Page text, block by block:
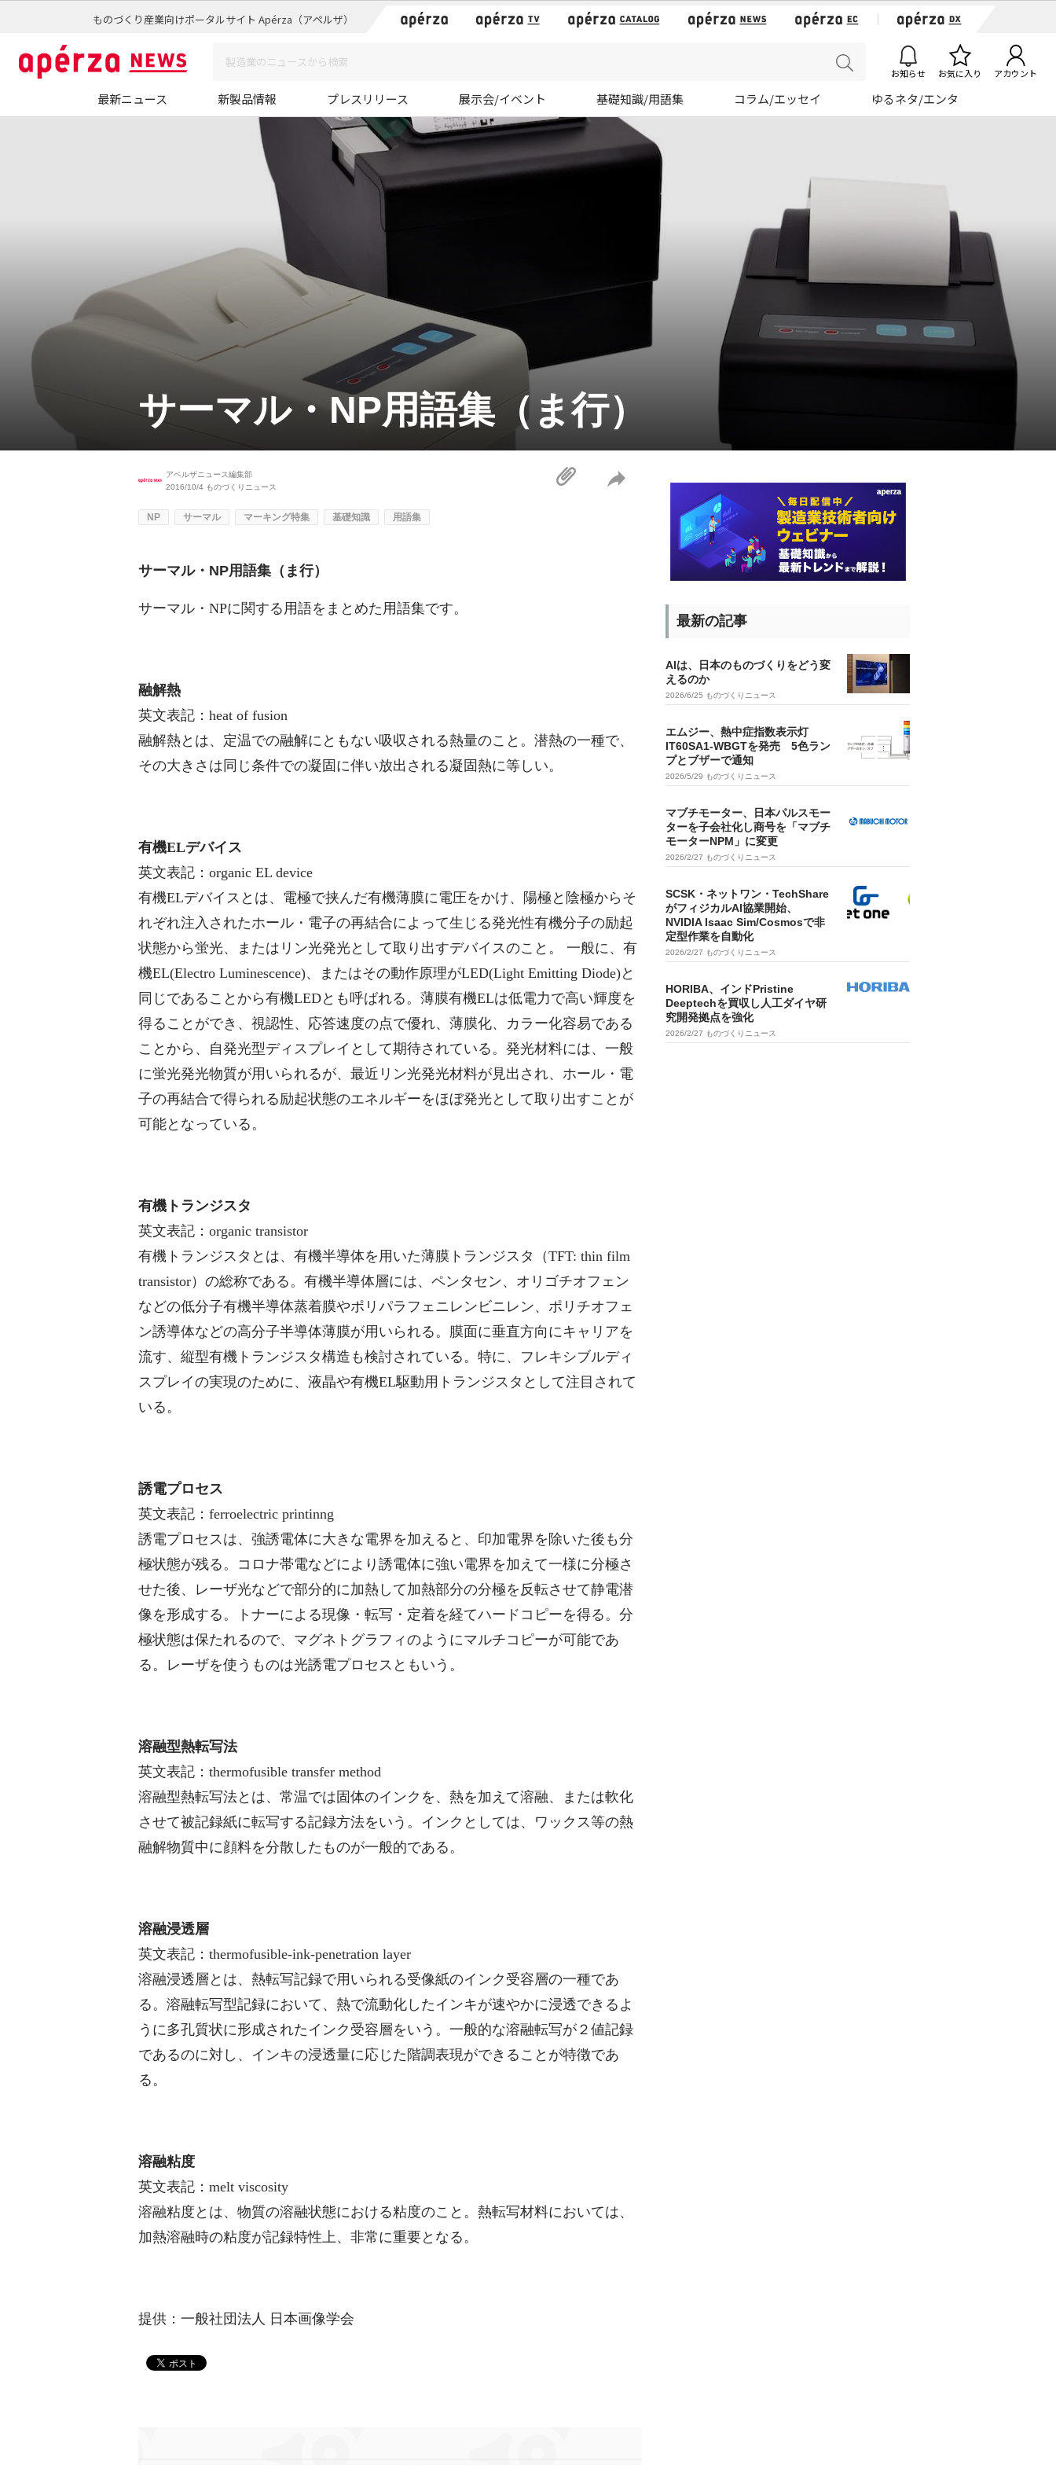
ものづくり産業向けポータルサイト Apérza（アペルザ）
お知らせ お気に入り アカウント
最新ニュース 新製品情報 プレスリリース 展示会/イベント 基礎知識/用語集 コラム/エッセイ ゆるネタ/エンタ
サーマル・NP用語集（ま行）
アペルザニュース編集部
2016/10/4 ものづくりニュース
NP サーマル マーキング特集 基礎知識 用語集
サーマル・NP用語集（ま行）
サーマル・NPに関する用語をまとめた用語集です。
融解熱
英文表記：heat of fusion
融解熱とは、定温での融解にともない吸収される熱量のこと。潜熱の一種で、
その大きさは同じ条件での凝固に伴い放出される凝固熱に等しい。
有機ELデバイス
英文表記：organic EL device
有機ELデバイスとは、電極で挟んだ有機薄膜に電圧をかけ、陽極と陰極からそ
れぞれ注入されたホール・電子の再結合によって生じる発光性有機分子の励起
状態から蛍光、またはリン光発光として取り出すデバイスのこと。 一般に、有
機EL(Electro Luminescence)、またはその動作原理がLED(Light Emitting Diode)と
同じであることから有機LEDとも呼ばれる。薄膜有機ELは低電力で高い輝度を
得ることができ、視認性、応答速度の点で優れ、薄膜化、カラー化容易である
ことから、自発光型ディスプレイとして期待されている。発光材料には、一般
に蛍光発光物質が用いられるが、最近リン光発光材料が見出され、ホール・電
子の再結合で得られる励起状態のエネルギーをほぼ発光として取り出すことが
可能となっている。
有機トランジスタ
英文表記：organic transistor
有機トランジスタとは、有機半導体を用いた薄膜トランジスタ（TFT: thin film
transistor）の総称である。有機半導体層には、ペンタセン、オリゴチオフェン
などの低分子有機半導体蒸着膜やポリパラフェニレンビニレン、ポリチオフェ
ン誘導体などの高分子半導体薄膜が用いられる。膜面に垂直方向にキャリアを
流す、縦型有機トランジスタ構造も検討されている。特に、フレキシブルディ
スプレイの実現のために、液晶や有機EL駆動用トランジスタとして注目されて
いる。
誘電プロセス
英文表記：ferroelectric printinng
誘電プロセスは、強誘電体に大きな電界を加えると、印加電界を除いた後も分
極状態が残る。コロナ帯電などにより誘電体に強い電界を加えて一様に分極さ
せた後、レーザ光などで部分的に加熱して加熱部分の分極を反転させて静電潜
像を形成する。トナーによる現像・転写・定着を経てハードコピーを得る。分
極状態は保たれるので、マグネトグラフィのようにマルチコピーが可能であ
る。レーザを使うものは光誘電プロセスともいう。
溶融型熱転写法
英文表記：thermofusible transfer method
溶融型熱転写法とは、常温では固体のインクを、熱を加えて溶融、または軟化
させて被記録紙に転写する記録方法をいう。インクとしては、ワックス等の熱
融解物質中に顔料を分散したものが一般的である。
溶融浸透層
英文表記：thermofusible-ink-penetration layer
溶融浸透層とは、熱転写記録で用いられる受像紙のインク受容層の一種であ
る。溶融転写型記録において、熱で流動化したインキが速やかに浸透できるよ
うに多孔質状に形成されたインク受容層をいう。一般的な溶融転写が２値記録
であるのに対し、インキの浸透量に応じた階調表現ができることが特徴であ
る。
溶融粘度
英文表記：melt viscosity
溶融粘度とは、物質の溶融状態における粘度のこと。熱転写材料においては、
加熱溶融時の粘度が記録特性上、非常に重要となる。
提供：一般社団法人 日本画像学会
最新の記事
AIは、日本のものづくりをどう変
えるのか
2026/6/25 ものづくりニュース
エムジー、熱中症指数表示灯
IT60SA1-WBGTを発売 5色ラン
プとブザーで通知
2026/5/29 ものづくりニュース
マブチモーター、日本パルスモー
ターを子会社化し商号を「マブチ
モーターNPM」に変更
2026/2/27 ものづくりニュース
SCSK・ネットワン・TechShare
がフィジカルAI協業開始、
NVIDIA Isaac Sim/Cosmosで非
定型作業を自動化
2026/2/27 ものづくりニュース
HORIBA、インドPristine
Deeptechを買収し人工ダイヤ研
究開発拠点を強化
2026/2/27 ものづくりニュース